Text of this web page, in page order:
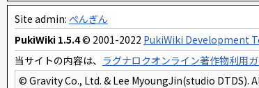
Site admin: ぺんぎん
PukiWiki 1.5.4© 2001-2022 PukiWiki Development
当サイトの内容は、 ラグナロクオンライン著作物利用
© Gravity Co., Ltd. & Lee MyoungJin(studio DTDS).